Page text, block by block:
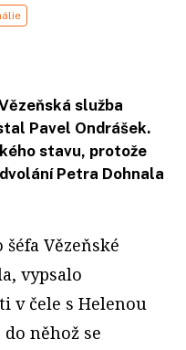
služba
Pavel Ondrášek.
stavu, protože
Petra Dohnala
Vězeňské
vypsalo
v čele s Helenou
něhož se